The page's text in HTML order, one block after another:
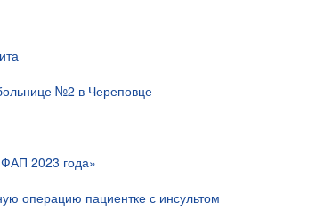
№2 в Череповце
2023 года»
операцию пациентке с инсультом